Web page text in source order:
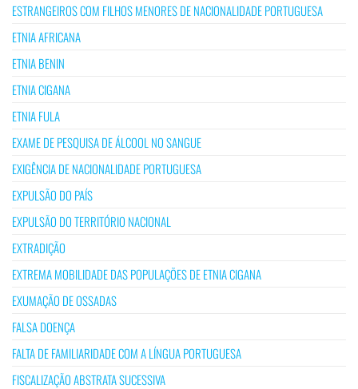
ESTRANGEIROS COM FILHOS MENORES DE NACIONALIDADE PORTUGUESA
ETNIA AFRICANA
ETNIA BENIN
ETNIA CIGANA
ETNIA FULA
EXAME DE PESQUISA DE ÁLCOOL NO SANGUE
EXIGÊNCIA DE NACIONALIDADE PORTUGUESA
EXPULSÃO DO PAÍS
EXPULSÃO DO TERRITÓRIO NACIONAL
EXTRADIÇÃO
EXTREMA MOBILIDADE DAS POPULAÇÕES DE ETNIA CIGANA
EXUMAÇÃO DE OSSADAS
FALSA DOENÇA
FALTA DE FAMILIARIDADE COM A LÍNGUA PORTUGUESA
FISCALIZAÇÃO ABSTRATA SUCESSIVA